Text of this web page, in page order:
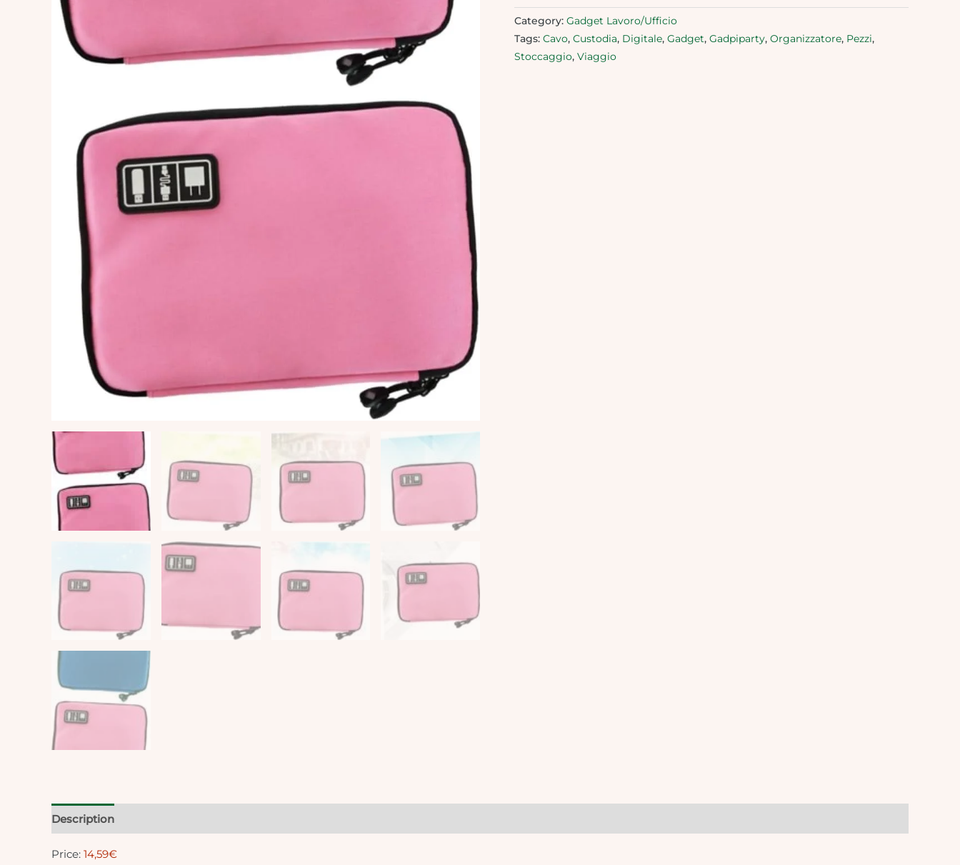
Category: Gadget Lavoro/Ufficio
Tags: Cavo, Custodia, Digitale, Gadget, Gadpiparty, Organizzatore, Pezzi,
Stoccaggio, Viaggio
Description
Price: 14,59€